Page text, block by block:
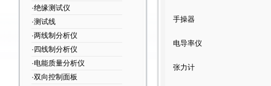
·绝缘测试仪
·测试线
·两线制分析仪
·四线制分析仪
·电能质量分析仪
·双向控制面板
手操器
电导率仪
张力计